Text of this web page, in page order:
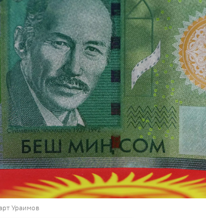
Ураимов